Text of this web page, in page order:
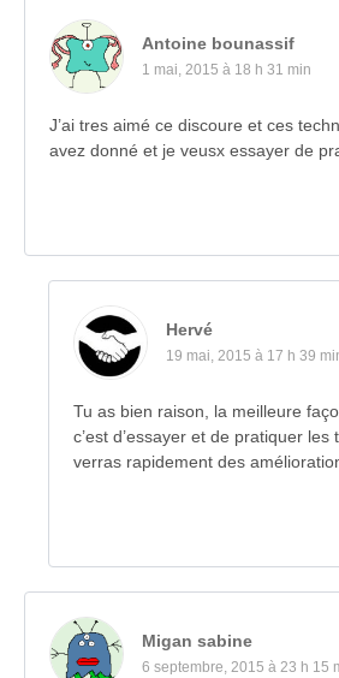
Antoine bounassif
1 mai, 2015 à 18 h 31 min
J’ai tres aimé ce discoure et ces
avez donné et je veusx essayer de
Hervé
19 mai, 2015 à 17 h 39
Tu as bien raison, la meilleure
c’est d’essayer et de pratiquer les
verras rapidement des
Migan sabine
6 septembre, 2015 à 23 h 15